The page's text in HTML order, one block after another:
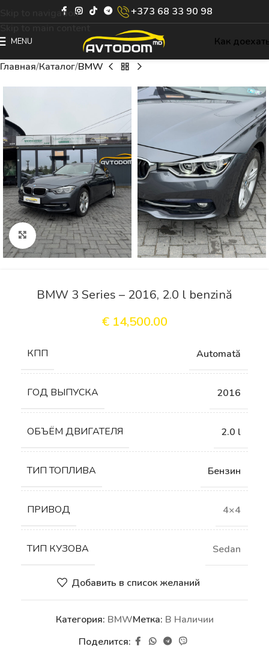
Skip to navigation
+373 68 33 90 98
MENU
Как
Главная Каталог BMW
Click to enlarge
BMW 3 Series – 2016, 2.0 l benzină
€ 14,500.00
КПП Automată
ГОД ВЫПУСКА 2016
ОБЪЁМ ДВИГАТЕЛЯ 2.0 l
ТИП ТОПЛИВА Бензин
ПРИВОД 4×4
ТИП КУЗОВА Sedan
Добавить в список желаний
Категория: BMWМетка: В Наличии
Поделится: